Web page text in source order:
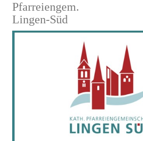
Pfarreiengem.
Lingen-Süd